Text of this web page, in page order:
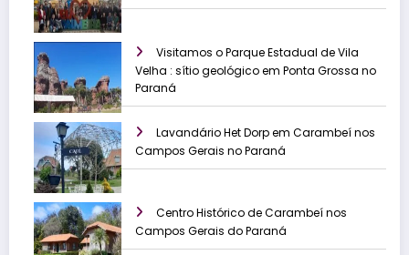
Visitamos o Parque Estadual de Vila
Velha : sítio geológico em Ponta Grossa no
Paraná
Lavandário Het Dorp em Carambeí nos
Campos Gerais no Paraná
Centro Histórico de Carambeí nos
Campos Gerais do Paraná